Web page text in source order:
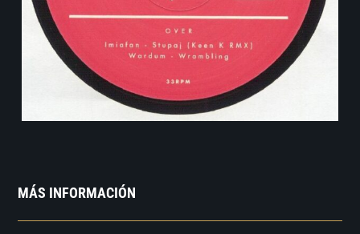
MÁS INFORMACIÓN